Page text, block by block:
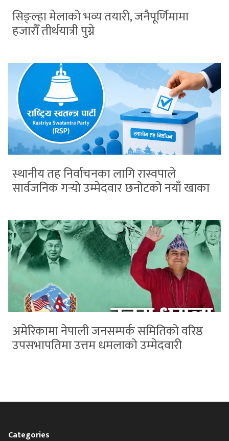
सिङ्ल्हा मेलाको भव्य तयारी, जनैपूर्णिमामा
हजारौँ तीर्थयात्री पुग्ने
स्थानीय तह निर्वाचनका लागि रास्वपाले
सार्वजनिक गर्‍यो उम्मेदवार छनोटको नयाँ खाका
अमेरिकामा नेपाली जनसम्पर्क समितिको वरिष्ठ
उपसभापतिमा उत्तम धमलाको उम्मेदवारी
Categories